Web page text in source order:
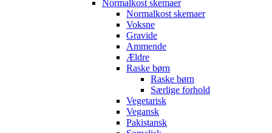
Normalkost skemaer
Normalkost skemaer
Voksne
Gravide
Ammende
Ældre
Raske børn
Raske børn
Særlige forhold
Vegetarisk
Vegansk
Pakistansk